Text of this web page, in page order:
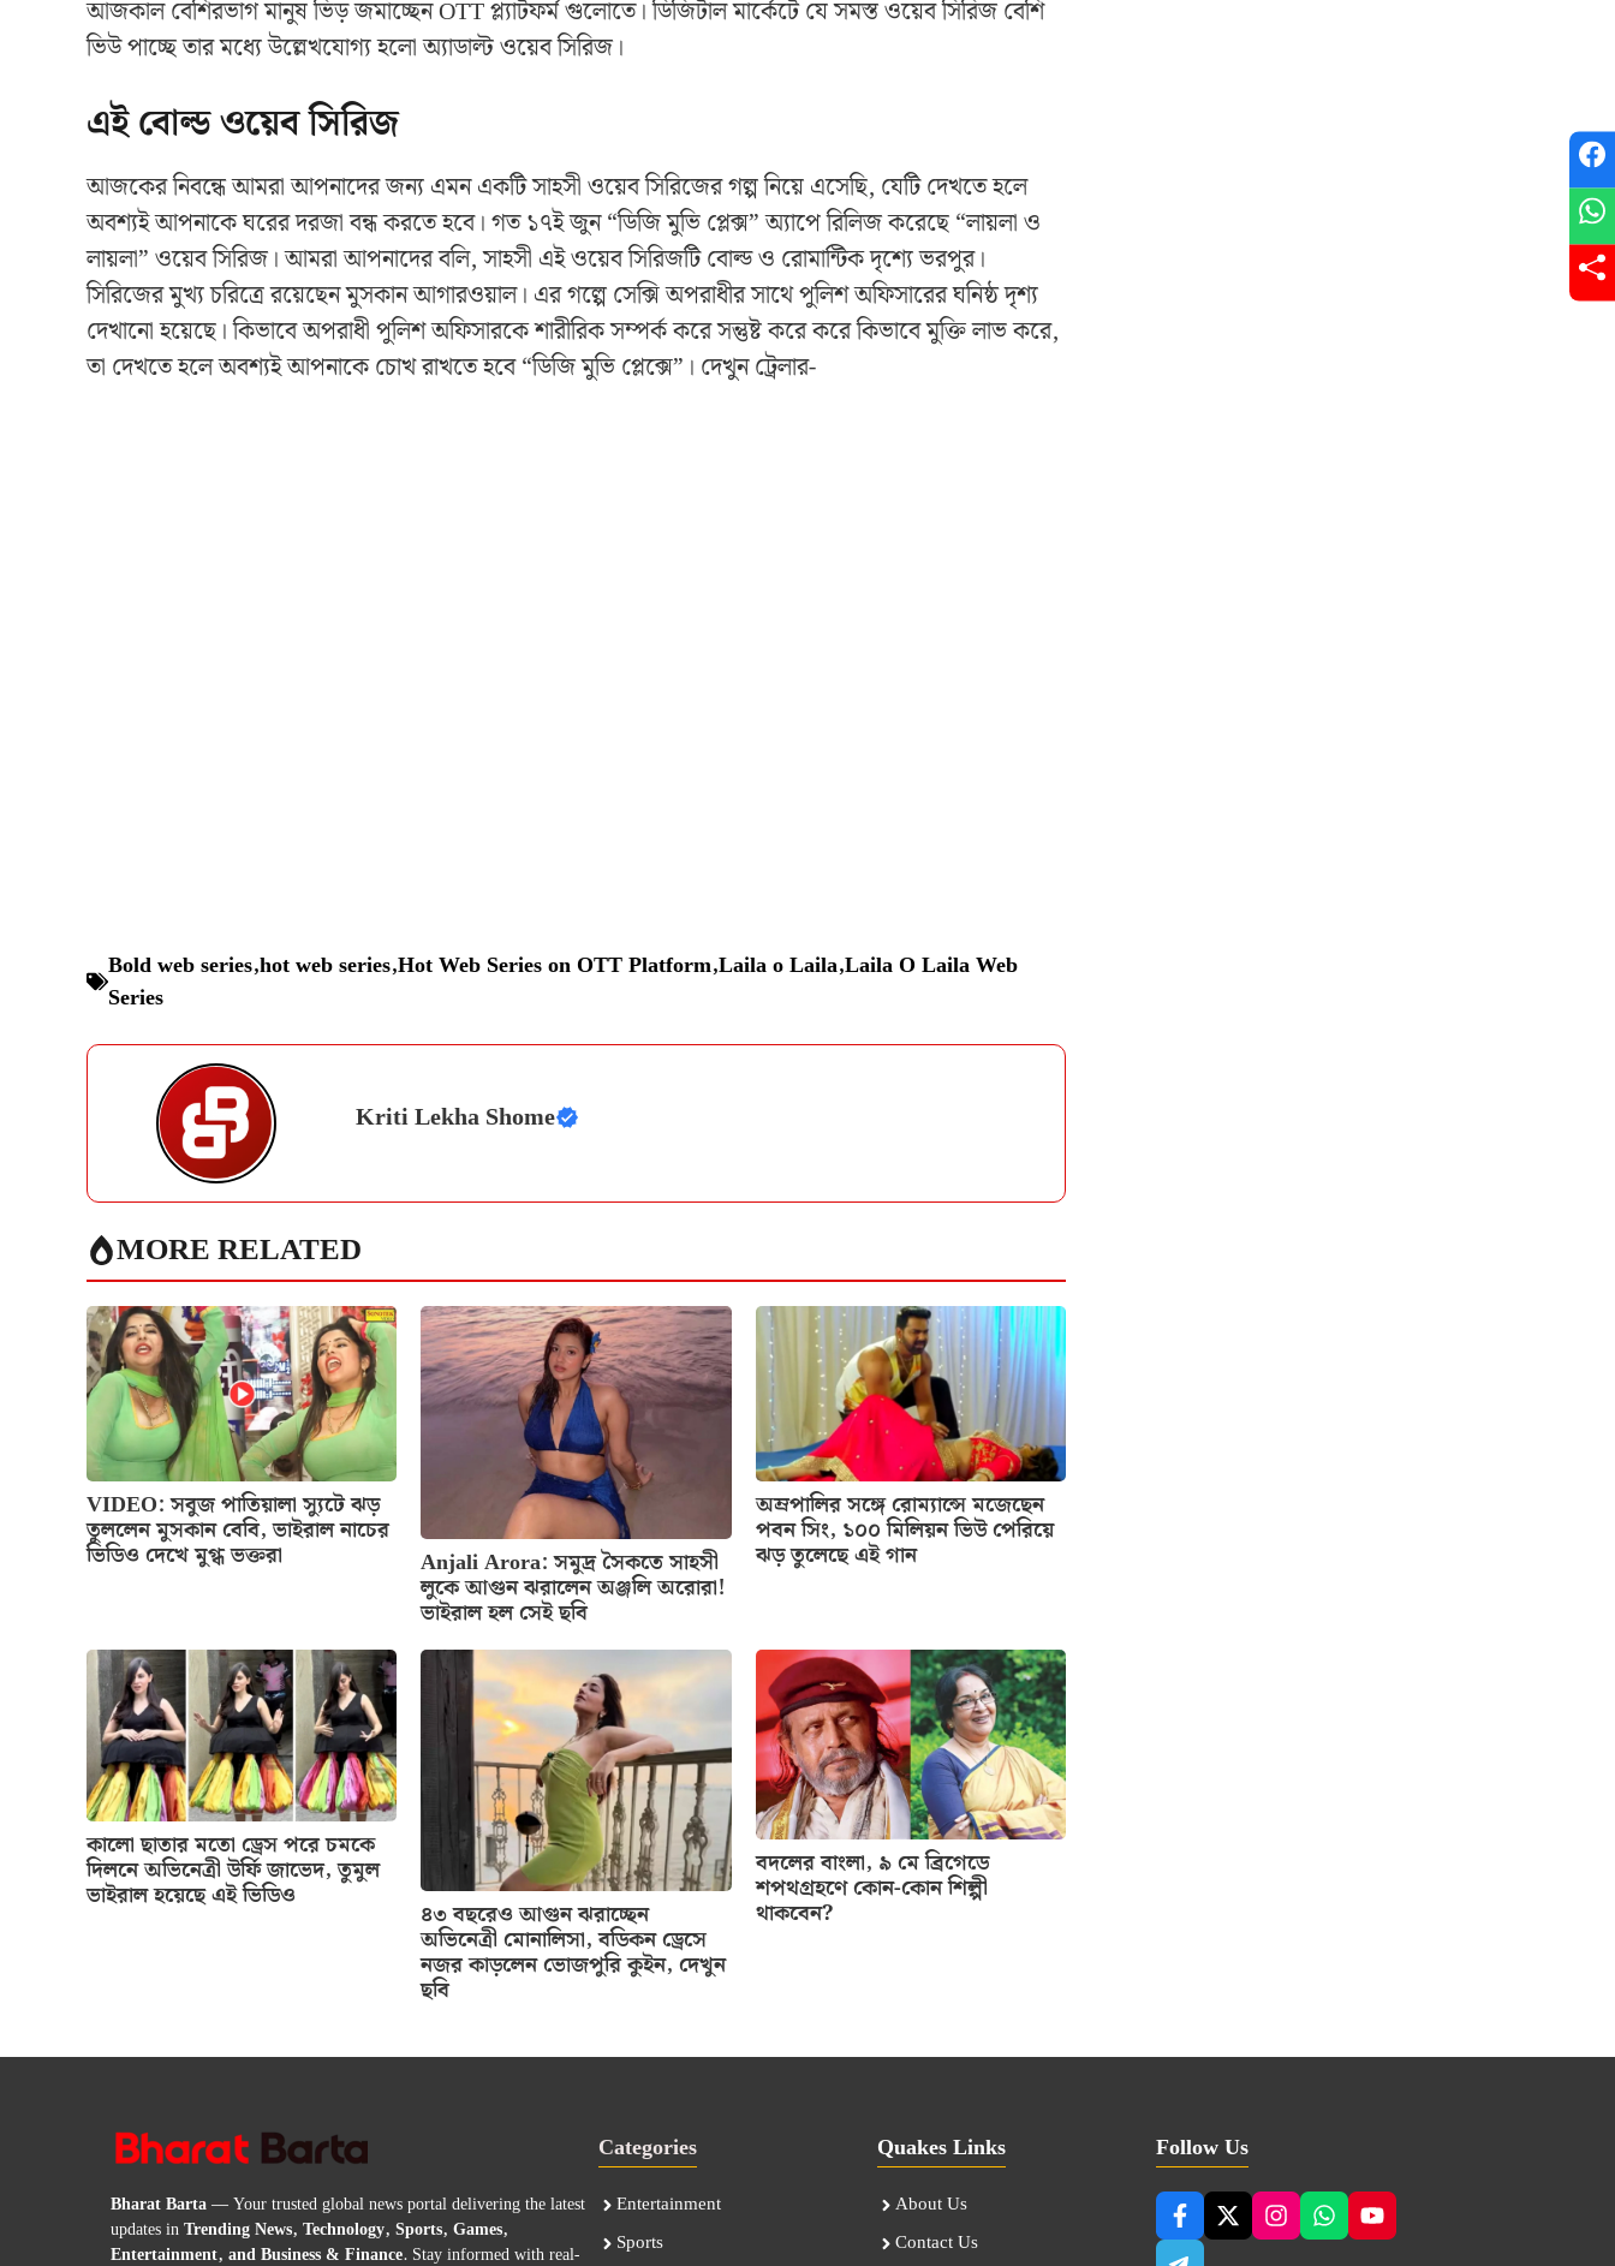
আজকাল বেশিরভাগ মানুষ ভিড় জমাচ্ছেন OTT প্ল্যাটফর্ম গুলোতে। ডিজিটাল মার্কেটে যে সমস্ত ওয়েব সিরিজ বেশি
ভিউ পাচ্ছে তার মধ্যে উল্লেখযোগ্য হলো অ্যাডাল্ট ওয়েব সিরিজ।
এই বোল্ড ওয়েব সিরিজ
আজকের নিবন্ধে আমরা আপনাদের জন্য এমন একটি সাহসী ওয়েব সিরিজের গল্প নিয়ে এসেছি, যেটি দেখতে হলে
অবশ্যই আপনাকে ঘরের দরজা বন্ধ করতে হবে। গত ১৭ই জুন “ডিজি মুভি প্লেক্স” অ্যাপে রিলিজ করেছে “লায়লা ও
লায়লা” ওয়েব সিরিজ। আমরা আপনাদের বলি, সাহসী এই ওয়েব সিরিজটি বোল্ড ও রোমান্টিক দৃশ‍্যে ভরপুর।
সিরিজের মুখ্য চরিত্রে রয়েছেন মুসকান আগারওয়াল। এর গল্পে সেক্সি অপরাধীর সাথে পুলিশ অফিসারের ঘনিষ্ঠ দৃশ্য
দেখানো হয়েছে। কিভাবে অপরাধী পুলিশ অফিসারকে শারীরিক সম্পর্ক করে সন্তুষ্ট করে করে কিভাবে মুক্তি লাভ করে,
তা দেখতে হলে অবশ্যই আপনাকে চোখ রাখতে হবে “ডিজি মুভি প্লেক্সে”। দেখুন ট্রেলার-
Bold web series,hot web series,Hot Web Series on OTT Platform,Laila o Laila,Laila O Laila Web
Series
Kriti Lekha Shome
MORE RELATED
VIDEO: সবুজ পাতিয়ালা স্যুটে ঝড়
তুললেন মুসকান বেবি, ভাইরাল নাচের
ভিডিও দেখে মুগ্ধ ভক্তরা Anjali Arora: সমুদ্র সৈকতে সাহসী
লুকে আগুন ঝরালেন অঞ্জলি অরোরা!
ভাইরাল হল সেই ছবি
অম্রপালির সঙ্গে রোম্যান্সে মজেছেন
পবন সিং, ১০০ মিলিয়ন ভিউ পেরিয়ে
ঝড় তুলেছে এই গান
কালো ছাতার মতো ড্রেস পরে চমকে
দিলনে অভিনেত্রী উর্ফি জাভেদ, তুমুল
ভাইরাল হয়েছে এই ভিডিও
৪৩ বছরেও আগুন ঝরাচ্ছেন
অভিনেত্রী মোনালিসা, বডিকন ড্রেসে
নজর কাড়লেন ভোজপুরি কুইন, দেখুন
ছবি
বদলের বাংলা, ৯ মে ব্রিগেডে
শপথগ্রহণে কোন-কোন শিল্পী
থাকবেন?
Bharat Barta— Your trusted global news portal delivering the latest
updates inTrending News, Technology, Sports, Games,
Entertainment, and Business & Finance. Stay informed with real-
Categories
Entertainment
Sports
Quakes Links
About Us
Contact Us
Follow Us